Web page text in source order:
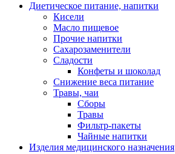
Диетическое питание, напитки
Кисели
Масло пищевое
Прочие напитки
Сахарозаменители
Сладости
Конфеты и шоколад
Снижение веса питание
Травы, чаи
Сборы
Травы
Фильтр-пакеты
Чайные напитки
Изделия медицинского назначения